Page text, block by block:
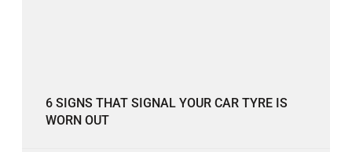
6 SIGNS THAT SIGNAL YOUR CAR TYRE IS
WORN OUT